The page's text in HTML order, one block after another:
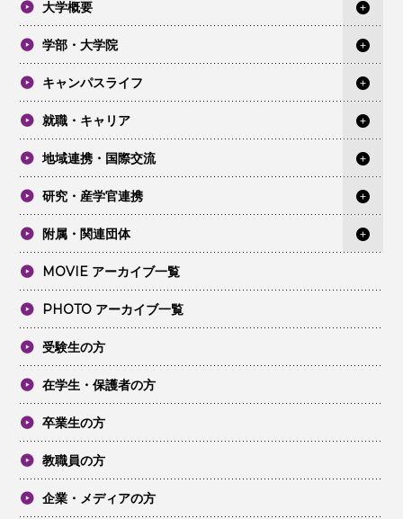
大学概要
学部・大学院
キャンパスライフ
就職・キャリア
地域連携・国際交流
研究・産学官連携
附属・関連団体
MOVIE アーカイブ一覧
PHOTO アーカイブ一覧
受験生の方
在学生・保護者の方
卒業生の方
教職員の方
企業・メディアの方